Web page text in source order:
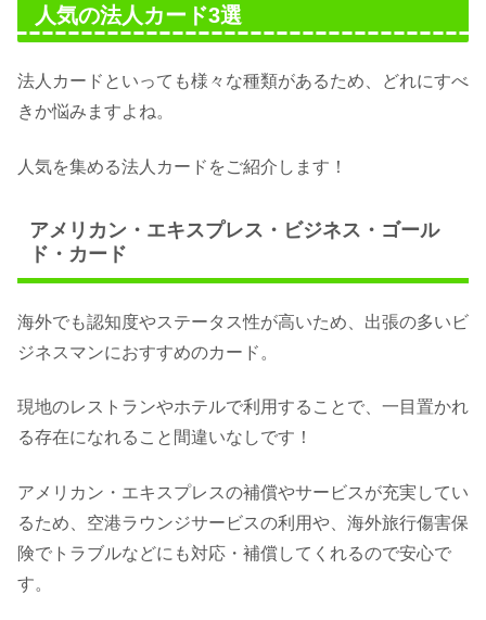
人気の法人カード3選
法人カードといっても様々な種類があるため、どれにすべ
きか悩みますよね。
人気を集める法人カードをご紹介します！
アメリカン・エキスプレス・ビジネス・ゴール
ド・カード
海外でも認知度やステータス性が高いため、出張の多いビ
ジネスマンにおすすめのカード。
現地のレストランやホテルで利用することで、一目置かれ
る存在になれること間違いなしです！
アメリカン・エキスプレスの補償やサービスが充実してい
るため、空港ラウンジサービスの利用や、海外旅行傷害保
険でトラブルなどにも対応・補償してくれるので安心で
す。